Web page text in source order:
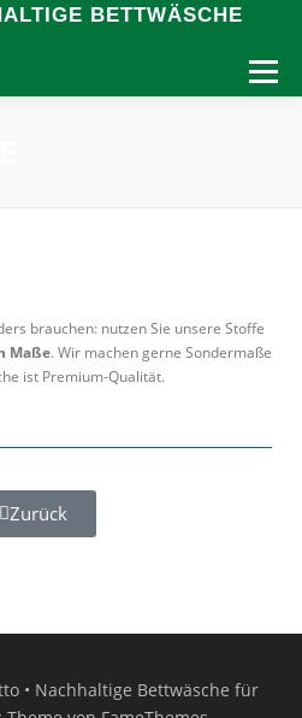
BETTWÄSCHE
Menü
brauchen: nutzen Sie unsere Stoffe
Maße. Wir machen gerne Sondermaße
ist Premium-Qualität.
Zurück
• Nachhaltige Bettwäsche für